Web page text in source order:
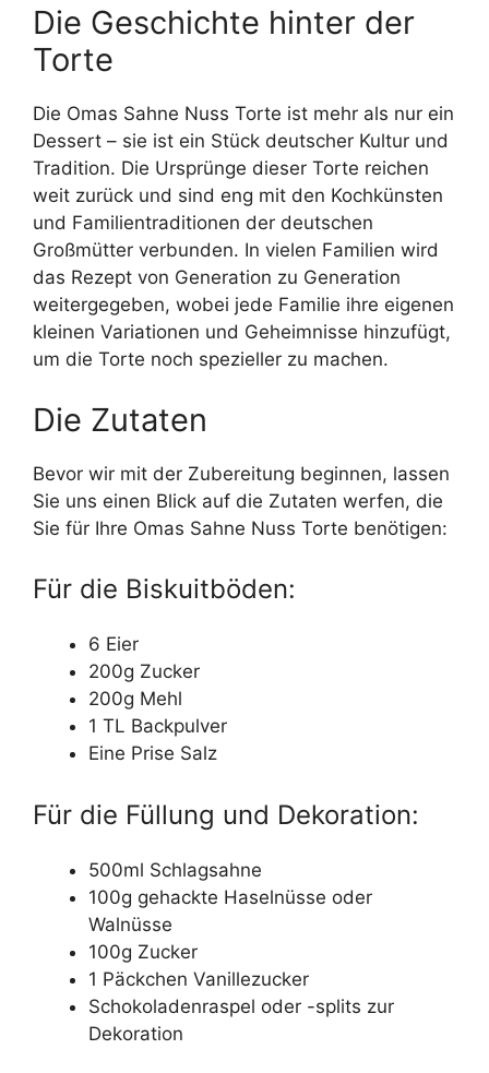
Die Geschichte hinter der
Torte
Die Omas Sahne Nuss Torte ist mehr als nur ein
Dessert – sie ist ein Stück deutscher Kultur und
Tradition. Die Ursprünge dieser Torte reichen
weit zurück und sind eng mit den Kochkünsten
und Familientraditionen der deutschen
Großmütter verbunden. In vielen Familien wird
das Rezept von Generation zu Generation
weitergegeben, wobei jede Familie ihre eigenen
kleinen Variationen und Geheimnisse hinzufügt,
um die Torte noch spezieller zu machen.
Die Zutaten
Bevor wir mit der Zubereitung beginnen, lassen
Sie uns einen Blick auf die Zutaten werfen, die
Sie für Ihre Omas Sahne Nuss Torte benötigen:
Für die Biskuitböden:
6 Eier
200g Zucker
200g Mehl
1 TL Backpulver
Eine Prise Salz
Für die Füllung und Dekoration:
500ml Schlagsahne
100g gehackte Haselnüsse oder
Walnüsse
100g Zucker
1 Päckchen Vanillezucker
Schokoladenraspel oder -splits zur
Dekoration